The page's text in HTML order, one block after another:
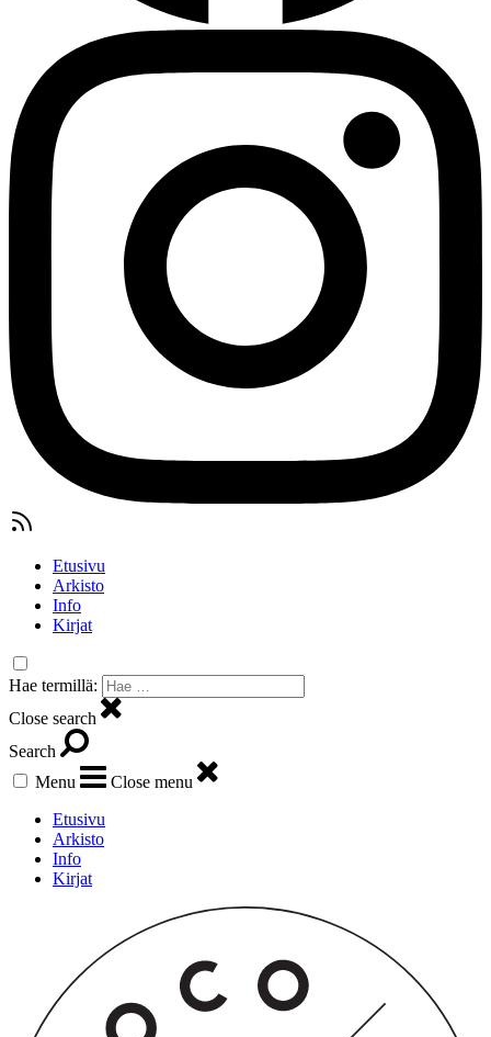
Etusivu
Arkisto
Info
Kirjat
Hae termillä:
Close search
Search
Menu
Close menu
Etusivu
Arkisto
Info
Kirjat